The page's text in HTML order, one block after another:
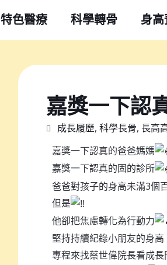
特色醫療 科學轉骨 身高
嘉獎一下認
成長履歷, 科學長骨, 長高
嘉獎一下認真的爸爸媽媽
嘉獎一下認真的固的診所
爸爸對孩子的身高未滿3個
但是
他卻把焦慮轉化為行動力
堅持持續紀錄小朋友的身高
專程來找蔡世偉院長看成長